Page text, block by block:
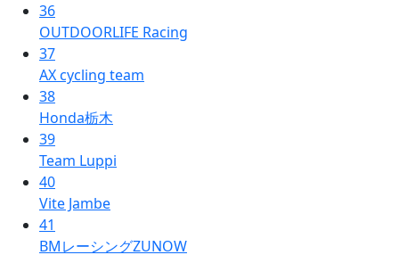
36
OUTDOORLIFE Racing
37
AX cycling team
38
Honda栃木
39
Team Luppi
40
Vite Jambe
41
BMレーシングZUNOW